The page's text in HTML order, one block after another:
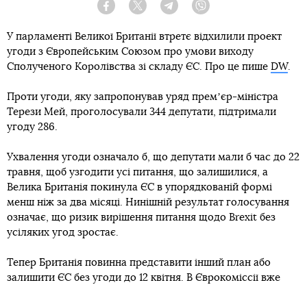
Facebook Twitter Telegram
У парламенті Великої Британії втретє відхилили проект
угоди з Європейським Союзом про умови виходу
Сполученого Королівства зі складу ЄС. Про це пише DW.
Проти угоди, яку запропонував уряд премʼєр-міністра
Терези Мей, проголосували 344 депутати, підтримали
угоду 286.
Ухвалення угоди означало б, що депутати мали б час до 22
травня, щоб узгодити усі питання, що залишилися, а
Велика Британія покинула ЄС в упорядкованій формі
менш ніж за два місяці. Нинішній результат голосування
означає, що ризик вирішення питання щодо Brexit без
усіляких угод зростає.
Тепер Британія повинна представити інший план або
залишити ЄС без угоди до 12 квітня. В Єврокоміссії вже